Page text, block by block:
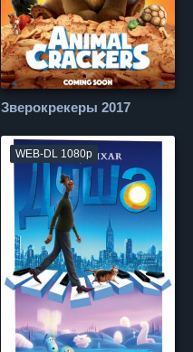
Зверокрекеры 2017
WEB-DL 1080p